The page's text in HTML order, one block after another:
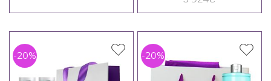
-20% -20%